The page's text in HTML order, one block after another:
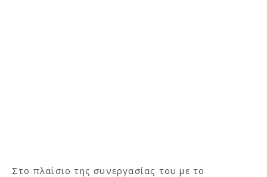
Στο πλαίσιο της συνεργασίας του με το